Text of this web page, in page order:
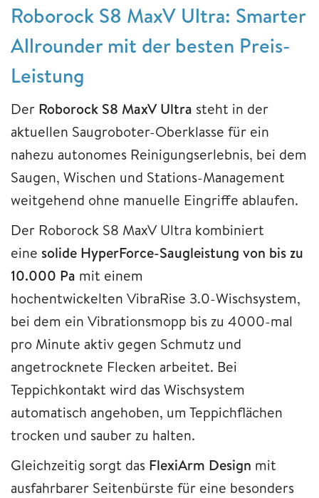
Roborock S8 MaxV Ultra: Smarter
Allrounder mit der besten Preis-
Leistung
Der Roborock S8 MaxV Ultra steht in der
aktuellen Saugroboter-Oberklasse für ein
nahezu autonomes Reinigungserlebnis, bei dem
Saugen, Wischen und Stations-Management
weitgehend ohne manuelle Eingriffe ablaufen.
Der Roborock S8 MaxV Ultra kombiniert
eine solide HyperForce-Saugleistung von bis zu
10.000 Pa mit einem
hochentwickelten VibraRise 3.0-Wischsystem,
bei dem ein Vibrationsmopp bis zu 4000-mal
pro Minute aktiv gegen Schmutz und
angetrocknete Flecken arbeitet. Bei
Teppichkontakt wird das Wischsystem
automatisch angehoben, um Teppichflächen
trocken und sauber zu halten.
Gleichzeitig sorgt das FlexiArm Design mit
ausfahrbarer Seitenbürste für eine besonders